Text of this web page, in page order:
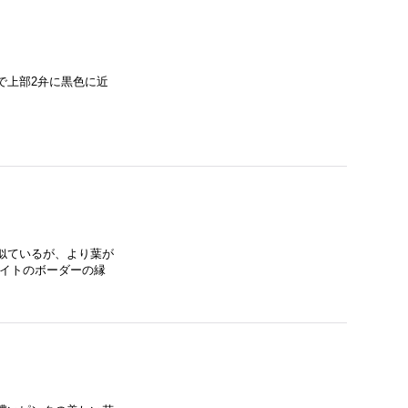
上部2弁に黒色に近
ているが、より葉が
トのボーダーの縁